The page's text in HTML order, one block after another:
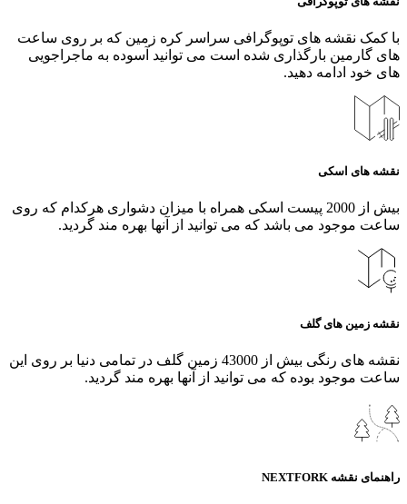
با کمک نقشه های توپوگرافی سراسر کره زمین که بر روی ساعت
های گارمین بارگذاری شده است می توانید آسوده به ماجراجویی
های خود ادامه دهید.
نقشه های اسکی
بیش از 2000 پیست اسکی همراه با میزان دشواری هرکدام که روی
ساعت موجود می باشد که می توانید از آنها بهره مند گردید.
نقشه زمین های گلف
نقشه های رنگی بیش از 43000 زمین گلف در تمامی دنیا بر روی این
ساعت موجود بوده که می توانید از آنها بهره مند گردید.
راهنمای نقشه NEXTFORK